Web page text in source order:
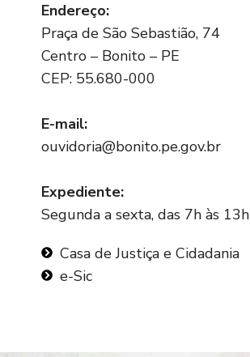
Endereço:
Praça de São Sebastião, 74
Centro – Bonito – PE
CEP: 55.680-000
E-mail:
ouvidoria@bonito.pe.gov.br
Expediente:
Segunda a sexta, das 7h às 13h
Casa de Justiça e Cidadania
e-Sic